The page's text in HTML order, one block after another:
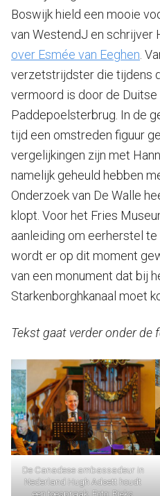
Boswijk hield een mooie
van WestendJ en schrijver
over Esmée van Eeghen .
verzetstrijdster die tijdens
vermoord is door de
Paddepoelsterbrug. In de
tijd een omstreden figuur
vergelijkingen zijn met
namelijk geheuld hebben
Onderzoek van De Walle
klopt. Voor het Fries
aanleiding om eerherstel te
wordt er op dit moment
van een monument dat bij
Starkenborghkanaal moet
Tekst gaat verder onder de
De Canadese ambassadeur in
Nederland Hugh Adsett houdt
een toespraak. Foto: Rieks